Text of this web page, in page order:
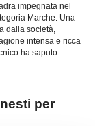
impegnata nel
Marche. Una
dalla società,
intensa e ricca
ha saputo
per